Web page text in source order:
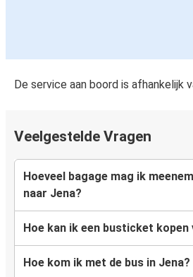
De service aan boord is afhankelijk
Veelgestelde Vragen
Hoeveel bagage mag ik
naar Jena?
Hoe kan ik een busticket kopen
Hoe kom ik met de bus in Jena?